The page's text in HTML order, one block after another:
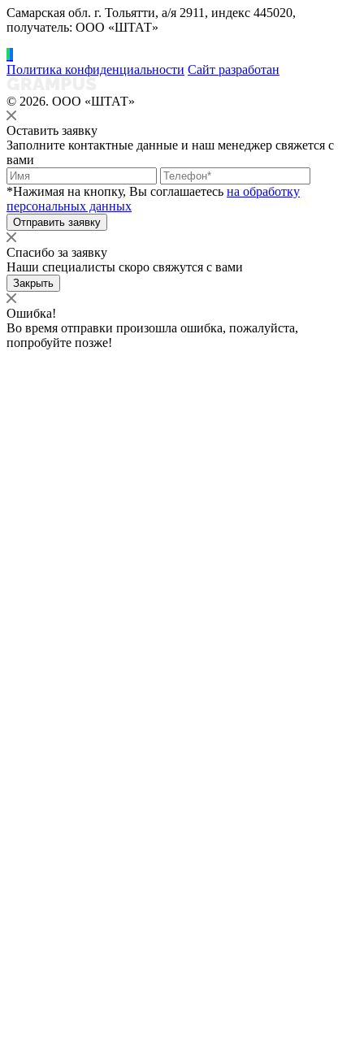
Самарская обл. г. Тольятти, а/я 2911, индекс 445020,
получатель: ООО «ШТАТ»
Политика конфиденциальности Сайт разработан
© 2026. ООО «ШТАТ»
Оставить заявку
Заполните контактные данные и наш менеджер свяжется с
вами
*Нажимая на кнопку, Вы соглашаетесь на обработку
персональных данных
Отправить заявку
Спасибо за заявку
Наши специалисты скоро свяжутся с вами
Закрыть
Ошибка!
Во время отправки произошла ошибка, пожалуйста,
попробуйте позже!